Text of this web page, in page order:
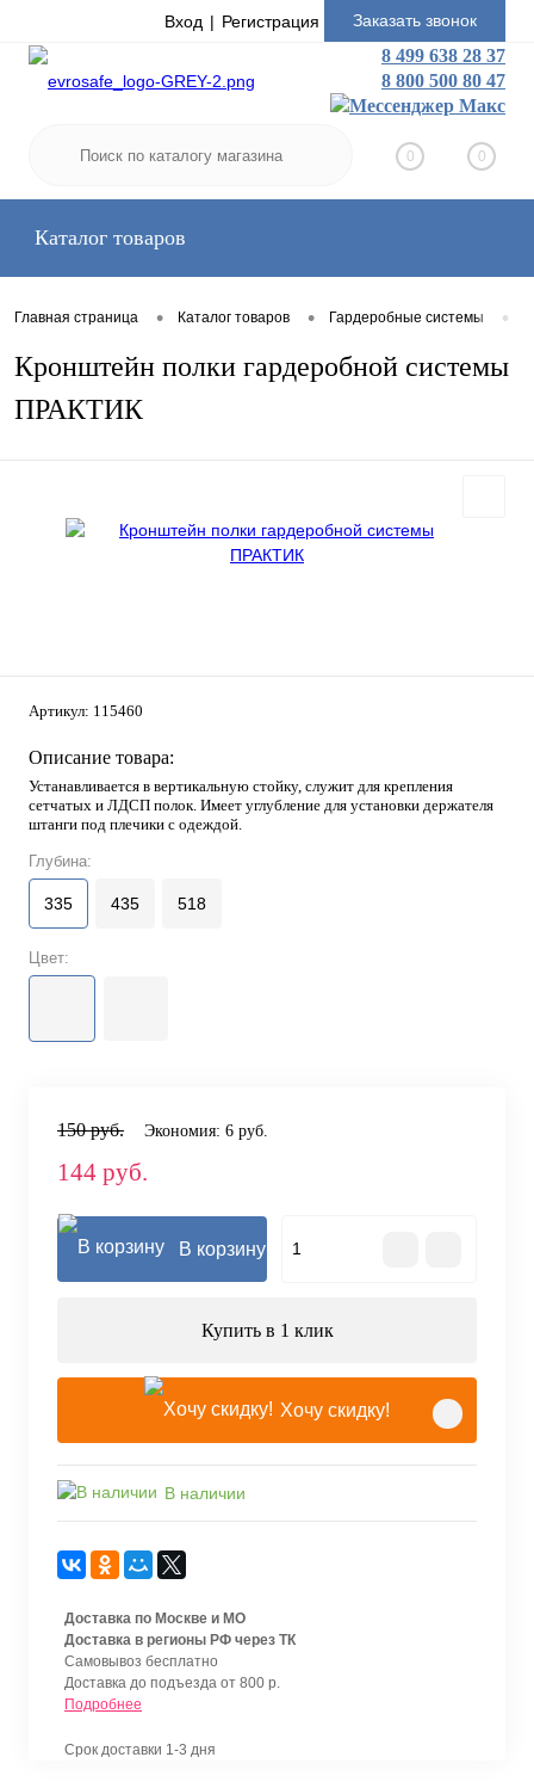
Вход Регистрация Заказать звонок
8 499 638 28 37
8 800 500 80 47
0 0
Каталог товаров
Главная страница • Каталог товаров • Гардеробные системы •
Кронштейн полки гардеробной системы
ПРАКТИК
Артикул: 115460
Описание товара:
Устанавливается в вертикальную стойку, служит для крепления
сетчатых и ЛДСП полок. Имеет углубление для установки держателя
штанги под плечики с одеждой.
Глубина:
335 435 518
Цвет:
150 руб. Экономия: 6 руб.
144 руб.
В корзину
Купить в 1 клик
Хочу скидку!
В наличии
Доставка по Москве и МО
Доставка в регионы РФ через ТК
Самовывоз бесплатно
Доставка до подъезда от 800 р.
Подробнее
Срок доставки 1-3 дня